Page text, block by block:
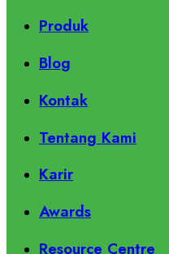
Produk
Blog
Kontak
Tentang Kami
Karir
Awards
Resource Centre